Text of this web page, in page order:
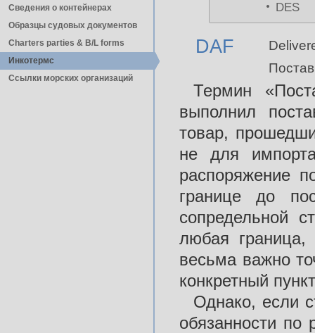
Сведения о контейнерах
Образцы судовых документов
Charters parties & B/L forms
Инкотермс
Ссылки морских организаций
DES
DAF
Термин
выполнил
товар,
не для
распоряжение
границе до
сопредельной
любая граница,
весьма важно
конкретный
Однако, если
обязанности по